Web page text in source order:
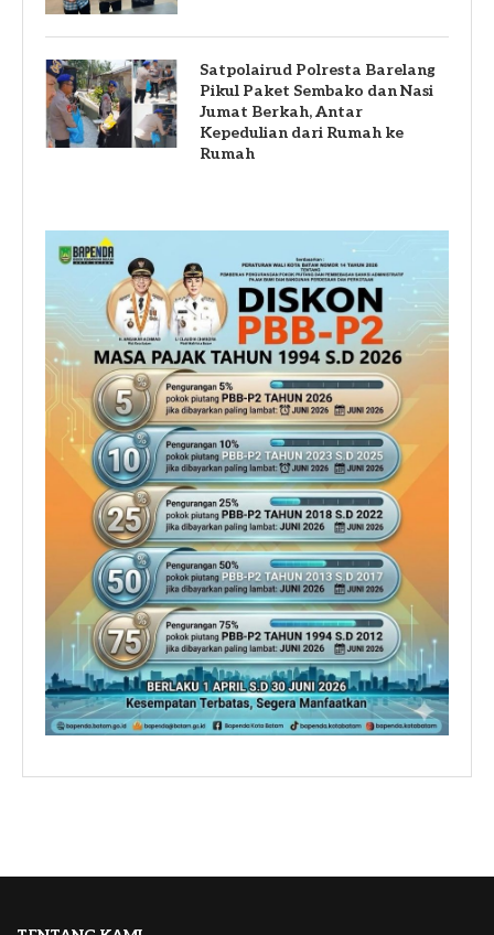
Satpolairud Polresta Barelang
Pikul Paket Sembako dan Nasi
Jumat Berkah, Antar
Kepedulian dari Rumah ke
Rumah